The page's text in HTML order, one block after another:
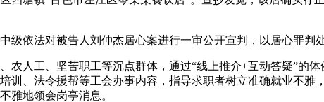
依法对被告人刘仲杰居心案进行一审公开宣判，以居心罪判
人工、坚苦职工等沉点群体，通过“线上推介+互动答疑”的
训、法令援帮等工会办事内容，指导求职者树立准确就业不
雅地领会岗亭消息。